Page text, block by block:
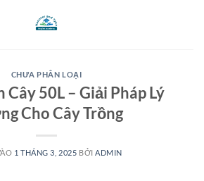
CHƯA PHÂN LOẠI
50L – Giải Pháp Lý
Cho Cây Trồng
1 THÁNG 3, 2025 BỞI ADMIN